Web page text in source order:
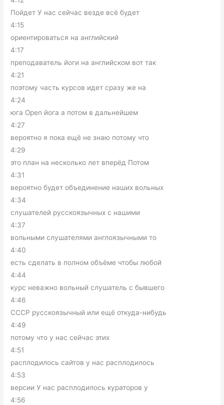
Пойдет У нас сейчас везде всё будет
4:15
ориентироваться на английский
4:17
преподаватель йоги на английском вот так
4:21
поэтому часть курсов идет сразу же на
4:24
юга Open йога а потом в дальнейшем
4:27
вероятно я пока ещё не знаю потому что
4:29
это план на несколько лет вперёд Потом
4:31
вероятно будет объединение наших вольных
4:34
слушателей русскоязычных с нашими
4:37
вольными слушателями англоязычными то
4:40
есть сделать в полном объёме чтобы любой
4:44
курс неважно вольный слушатель с бывшего
4:46
СССР русскоязычный или ещё откуда-нибудь
4:49
потому что у нас сейчас этих
4:51
расплодилось сайтов у нас расплодилось
4:53
версии У нас расплодилось кураторов у
4:56